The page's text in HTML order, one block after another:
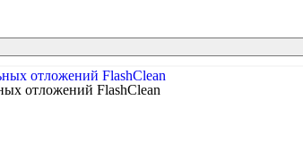
отложений FlashClean